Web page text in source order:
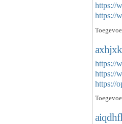
https://
https://
https://
https://
https://